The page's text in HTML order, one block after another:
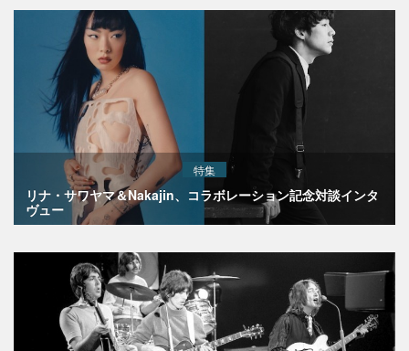
特集
リナ・サワヤマ＆Nakajin、コラボレーション記念対談インタ
ヴュー